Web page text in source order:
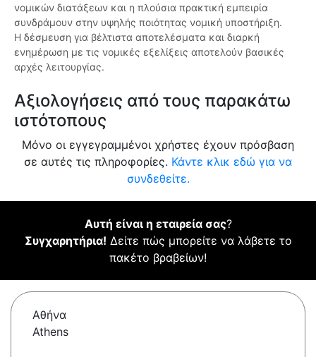
νομικών διατάξεων και η πλούσια πρακτική εμπειρία
συνδράμουν στην υψηλής ποιότητας νομική υποστήριξη.
Η δέσμευση για βέλτιστα αποτελέσματα και διαρκή
ενημέρωση με τις νομικές εξελίξεις αποτελούν βασικές
αρχές λειτουργίας.
Αξιολογήσεις από τους παρακάτω
ιστότοπους
Μόνο οι εγγεγραμμένοι χρήστες έχουν πρόσβαση
σε αυτές τις πληροφορίες. Κάντε κλικ εδώ για να
συνδεθείτε.
Αυτή είναι η εταιρεία σας?
Συγχαρητήρια! Δείτε πώς μπορείτε να λάβετε το
πακέτο βραβείων!
Αθήνα
Athens